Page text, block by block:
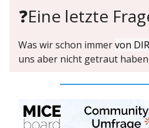
❓Eine letzte
Was wir schon immervon DIR
uns aber nicht getraut